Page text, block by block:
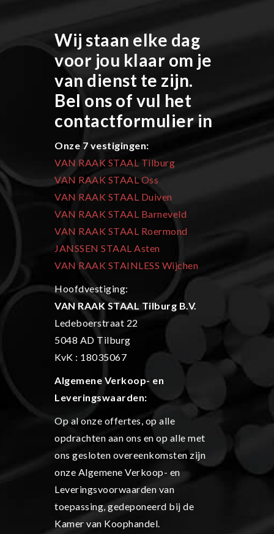
Wij staan elke dag
voor jou klaar om je
van dienst te zijn.
Bel ons of vul het
contactformulier in
Onze 7 vestigingen:
VAN RAAK STAAL Tilburg
VAN RAAK STAAL Oss
VAN RAAK STAAL Duiven
VAN RAAK STAAL Barneveld
VAN RAAK STAAL Roermond
JANSSEN STAAL Asten
VAN RAAK STAINLESS Wijchen
Hoofdvestiging:
VAN RAAK STAAL Tilburg B.V.
Ledeboerstraat 22
5048 AD Tilburg
KvK : 18035067
Algemene Verkoop- en
Leveringswaarden:
Op al onze offertes, op alle
opdrachten aan ons en op alle met
ons gesloten overeenkomsten zijn
onze Algemene Verkoop- en
Leveringsvoorwaarden van
toepassing, gedeponeerd bij de
Kamer van Koophandel.